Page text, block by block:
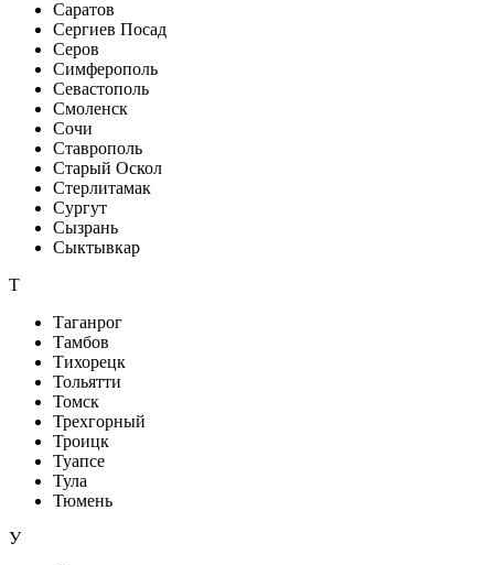
Саратов
Сергиев Посад
Серов
Симферополь
Севастополь
Смоленск
Сочи
Ставрополь
Старый Оскол
Стерлитамак
Сургут
Сызрань
Сыктывкар
Т
Таганрог
Тамбов
Тихорецк
Тольятти
Томск
Трехгорный
Троицк
Туапсе
Тула
Тюмень
У